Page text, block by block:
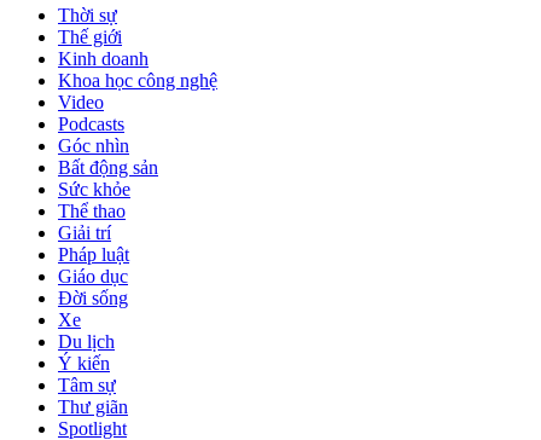
Thời sự
Thế giới
Kinh doanh
Khoa học công nghệ
Video
Podcasts
Góc nhìn
Bất động sản
Sức khỏe
Thể thao
Giải trí
Pháp luật
Giáo dục
Đời sống
Xe
Du lịch
Ý kiến
Tâm sự
Thư giãn
Spotlight